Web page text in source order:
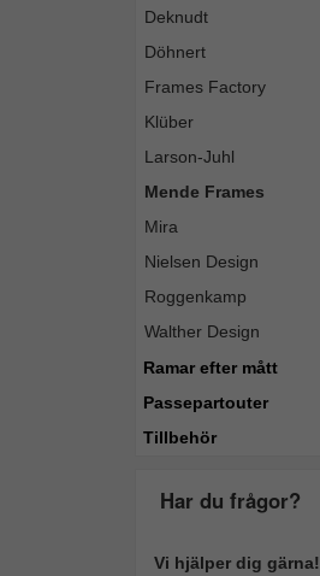
Deknudt
Döhnert
Frames Factory
Klüber
Larson-Juhl
Mende Frames
Mira
Nielsen Design
Roggenkamp
Walther Design
Ramar efter mått
Passepartouter
Tillbehör
Har du frågor?
Vi hjälper dig gärna!